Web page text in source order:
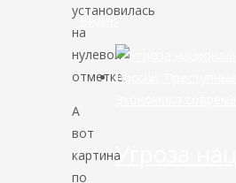
установилась
на
нулевой
отметке.
А
вот
картина
по
Видео
Угроза